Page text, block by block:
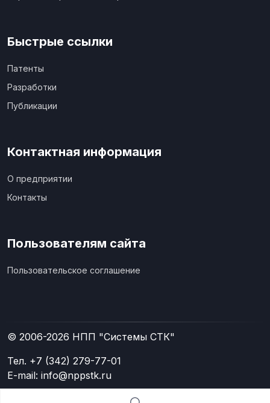
Быстрые ссылки
Патенты
Разработки
Публикации
Контактная информация
О предприятии
Контакты
Пользователям сайта
Пользовательское соглашение
© 2006-2026 НПП "Системы СТК"
Тел. +7 (342) 279-77-01
E-mail: info@nppstk.ru